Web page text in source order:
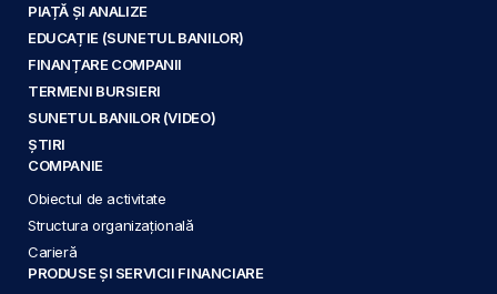
PIAȚĂ ȘI ANALIZE
EDUCAȚIE (SUNETUL BANILOR)
FINANȚARE COMPANII
TERMENI BURSIERI
SUNETUL BANILOR (VIDEO)
ȘTIRI
COMPANIE
Obiectul de activitate
Structura organizațională
Carieră
PRODUSE ȘI SERVICII FINANCIARE